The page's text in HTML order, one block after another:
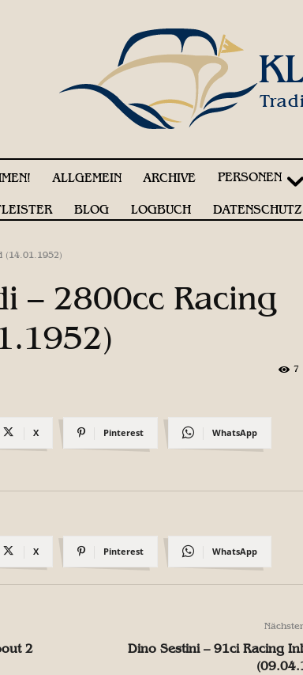
ALLGEMEIN ARCHIVE PERSONEN
BLOG LOGBUCH
(14.01.1952)
– 2800cc Racing
7
X Pinterest WhatsApp
X Pinterest WhatsApp
2
Dino Sestini – 91ci Racing